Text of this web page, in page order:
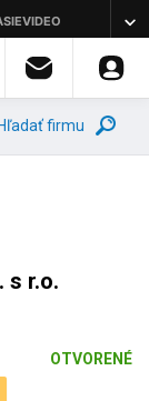
Hľadať firmu
s r.o.
OTVORENÉ